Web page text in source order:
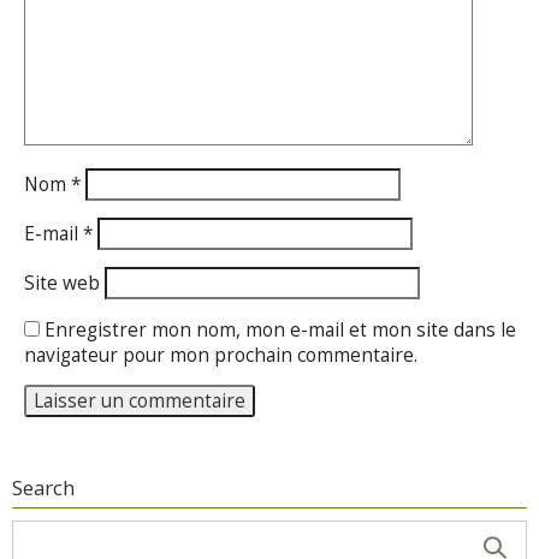
Nom *
E-mail *
Site web
Enregistrer mon nom, mon e-mail et mon site dans le
navigateur pour mon prochain commentaire.
Search